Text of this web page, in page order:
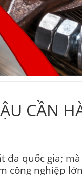
CẦN
đa quốc gia;
công nghiệp